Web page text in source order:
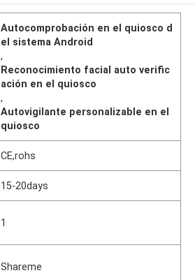
Autocomprobación en el quiosco d
el sistema Android
,
Reconocimiento facial auto verific
ación en el quiosco
,
Autovigilante personalizable en el
quiosco
CE,rohs
15-20days
1
Shareme